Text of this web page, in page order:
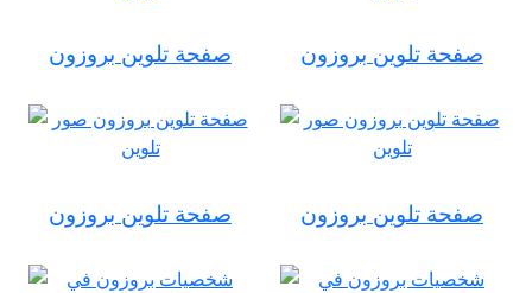
صفحة تلوين بروزون صفحة تلوين بروزون
صفحة تلوين بروزون صفحة تلوين بروزون